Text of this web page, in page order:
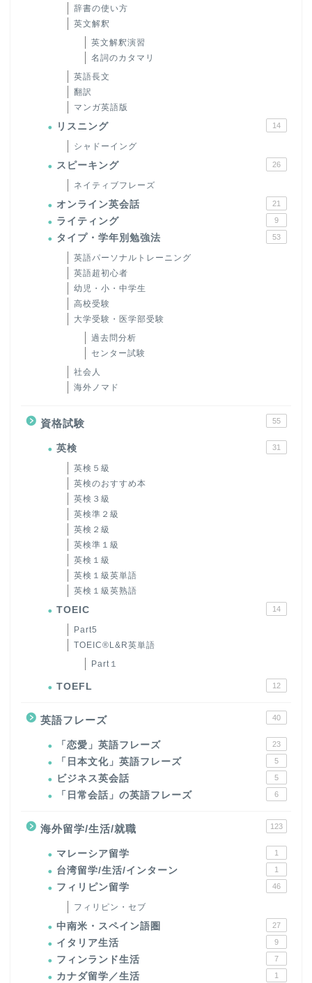
辞書の使い方
英文解釈
英文解釈演習
名詞のカタマリ
英語長文
翻訳
マンガ英語版
リスニング 14
シャドーイング
スピーキング 26
ネイティブフレーズ
オンライン英会話 21
ライティング 9
タイプ・学年別勉強法 53
英語パーソナルトレーニング
英語超初心者
幼児・小・中学生
高校受験
大学受験・医学部受験
過去問分析
センター試験
社会人
海外ノマド
資格試験 55
英検 31
英検５級
英検のおすすめ本
英検３級
英検準２級
英検２級
英検準１級
英検１級
英検１級英単語
英検１級英熟語
TOEIC 14
Part5
TOEIC®L&R英単語
Part１
TOEFL 12
英語フレーズ 40
「恋愛」英語フレーズ 23
「日本文化」英語フレーズ 5
ビジネス英会話 5
「日常会話」の英語フレーズ 6
海外留学/生活/就職 123
マレーシア留学 1
台湾留学/生活/インターン 1
フィリピン留学 46
フィリピン・セブ
中南米・スペイン語圏 27
イタリア生活 9
フィンランド生活 7
カナダ留学／生活 1